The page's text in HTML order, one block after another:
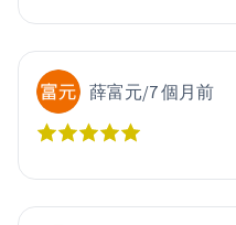
薛富元/7 個月前